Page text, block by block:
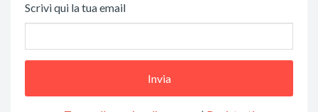
Scrivi qui la tua email
Invia